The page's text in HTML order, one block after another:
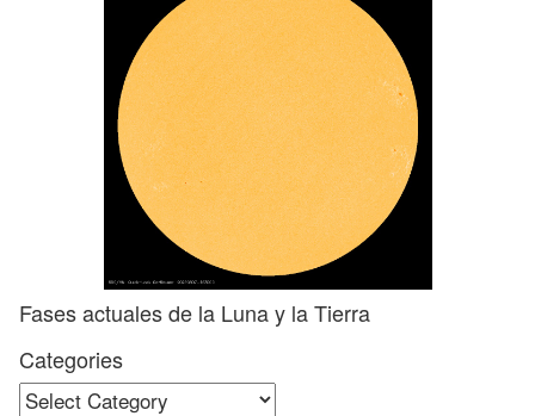
Fases actuales de la Luna y la Tierra
Categories
Categories